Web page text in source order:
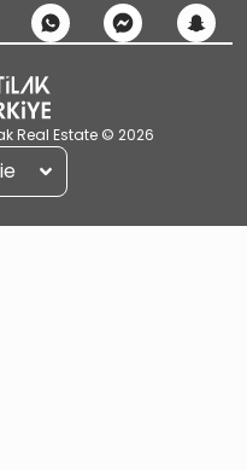
Real Estate © 2026